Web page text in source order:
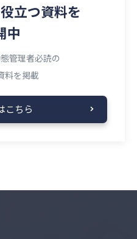
立つ資料を
中
管理者必読の
料を掲載
こちら